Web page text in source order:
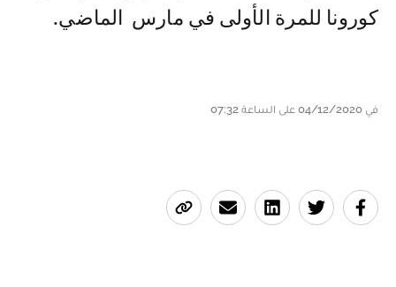
كورونا للمرة الأولى في مارس الماضي.
في 04/12/2020 على الساعة 07:32